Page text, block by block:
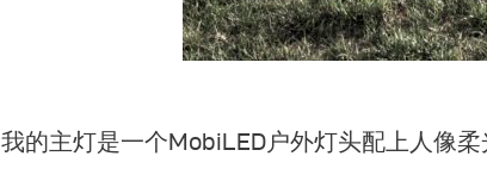
我的主灯是一个MobiLED户外灯头配上人像柔